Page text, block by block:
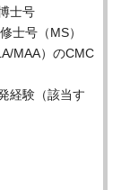
士号
士号（MS）
MAA）のCMC
経験（該当す